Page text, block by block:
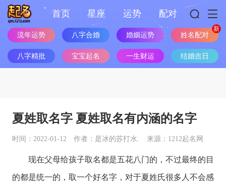
首页 星座 运势 配对
流年运势 八字合婚 婚姻运势 姓名配对
八字精批 宝宝起名 一生财运 结婚吉日
夏姓取名字 夏姓取名有内涵的名字
时间：2022-01-12 作者：是冰的苏打水. 来源：1212起名网
现在父母给孩子取名都是五花八门的，不过最终的目
的都是统一的，取一个好名字，对于夏姓氏很多人不会感